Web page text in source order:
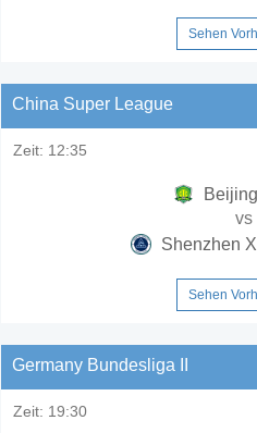
Sehen
China Super League
Zeit: 12:35
vs
Shenzhen
Sehen
Germany Bundesliga II
Zeit: 19:30